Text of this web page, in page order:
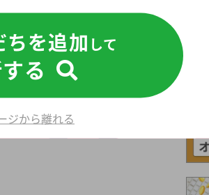
を追加 して
る
ジから離れる